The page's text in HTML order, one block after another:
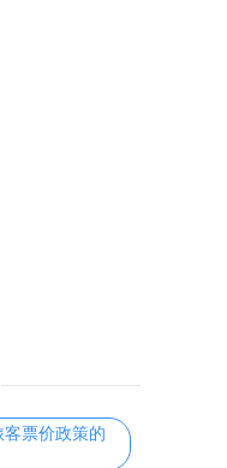
票价政策的